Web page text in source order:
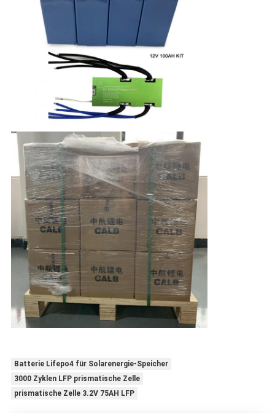
Batterie Lifepo4 für Solarenergie-Speicher
3000 Zyklen LFP prismatische Zelle
prismatische Zelle 3.2V 75AH LFP